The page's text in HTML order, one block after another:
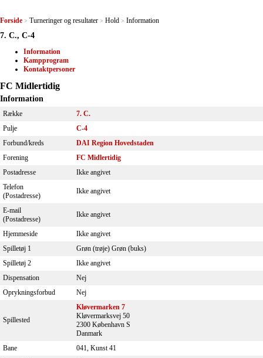
Forside > Turneringer og resultater > Hold > Information
7. C., C-4
Information
Kampprogram
Kontaktpersoner
FC Midlertidig
Information
Række
7. C.
Pulje
C-4
Forbund/kreds
DAI Region Hovedstaden
Forening
FC Midlertidig
Postadresse
Ikke angivet
Telefon
(Postadresse)
Ikke angivet
E-mail
(Postadresse)
Ikke angivet
Hjemmeside
Ikke angivet
Spilletøj 1
Grøn (trøje) Grøn (buks)
Spilletøj 2
Ikke angivet
Dispensation
Nej
Oprykningsforbud
Nej
Spillested
Kløvermarken 7
Kløvermarksvej 50
2300 København S
Danmark
Bane
041, Kunst 41